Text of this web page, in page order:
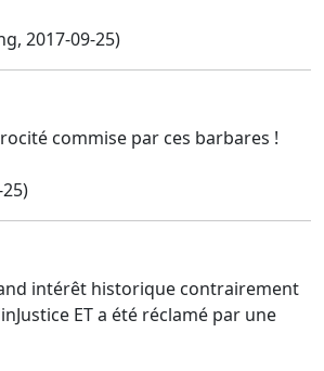
2017-09-25)
commise par ces barbares !
intérêt historique contrairement
ET a été réclamé par une